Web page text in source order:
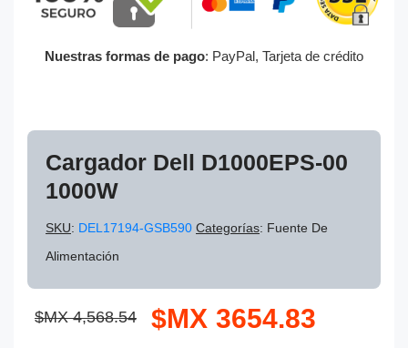
Nuestras formas de pago: PayPal, Tarjeta de crédito
Cargador Dell D1000EPS-00
1000W
SKU: DEL17194-GSB590 Categorías: Fuente De
Alimentación
$MX 4,568.54 $MX 3654.83